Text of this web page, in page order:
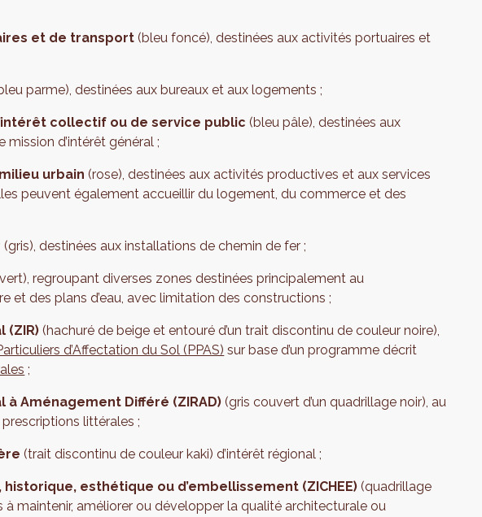
et de transport (bleu foncé), destinées aux activités portuaires et
parme), destinées aux bureaux et aux logements ;
collectif ou de service public (bleu pâle), destinées aux
d’intérêt général ;
urbain (rose), destinées aux activités productives et aux services
peuvent également accueillir du logement, du commerce et des
(gris), destinées aux installations de chemin de fer ;
regroupant diverses zones destinées principalement au
et des plans d’eau, avec limitation des constructions ;
(ZIR) (hachuré de beige et entouré d’un trait discontinu de couleur noire),
d’Affectation du Sol (PPAS) sur base d’un programme décrit
;
à Aménagement Différé (ZIRAD) (gris couvert d’un quadrillage noir), au
littérales ;
(trait discontinu de couleur kaki) d’intérêt régional ;
esthétique ou d’embellissement (ZICHEE)(quadrillage
à maintenir, améliorer ou développer la qualité architecturale ou